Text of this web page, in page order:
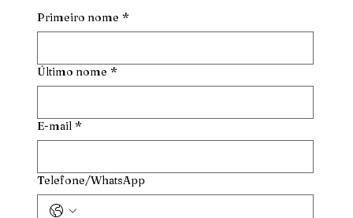
Primeiro nome *
Último nome *
E-mail *
Telefone/WhatsApp